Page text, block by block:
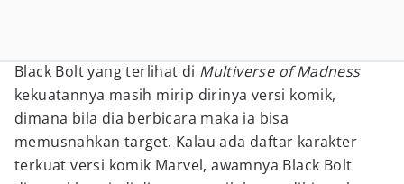
Black Bolt yang terlihat di Multiverse of Madness
kekuatannya masih mirip dirinya versi komik,
dimana bila dia berbicara maka ia bisa
memusnahkan target. Kalau ada daftar karakter
terkuat versi komik Marvel, awamnya Black Bolt